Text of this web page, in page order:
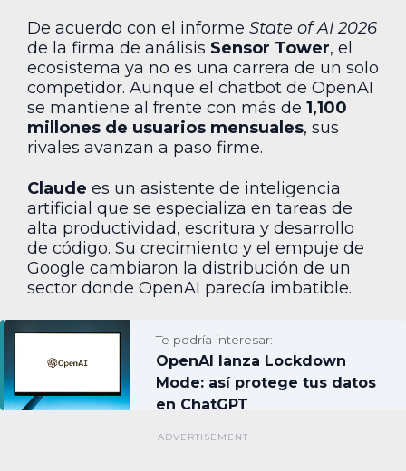
De acuerdo con el informe State of AI 2026
de la firma de análisis Sensor Tower, el
ecosistema ya no es una carrera de un solo
competidor. Aunque el chatbot de OpenAI
se mantiene al frente con más de 1,100
millones de usuarios mensuales, sus
rivales avanzan a paso firme.
Claude es un asistente de inteligencia
artificial que se especializa en tareas de
alta productividad, escritura y desarrollo
de código. Su crecimiento y el empuje de
Google cambiaron la distribución de un
sector donde OpenAI parecía imbatible.
Te podría interesar:
OpenAI lanza Lockdown
Mode: así protege tus datos
en ChatGPT